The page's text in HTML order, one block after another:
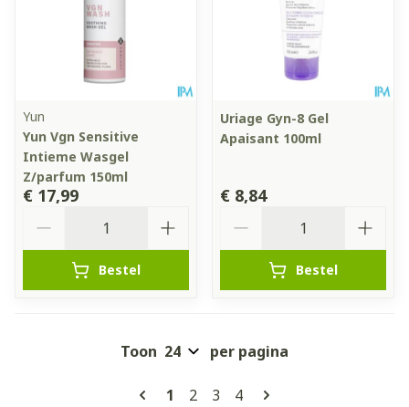
Yun
Yun Vgn Sensitive
Intieme Wasgel
Z/parfum 150ml
€ 17,99
Bestel
Uriage Gyn-8 Gel
Apaisant 100ml
€ 8,84
Bestel
Pagina's
U lees momenteel pagina
1 Pagina
2 Pagina
3 Pagina
4
Toon per pagina